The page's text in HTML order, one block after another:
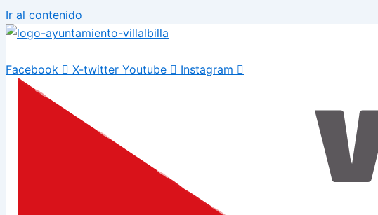
Ir al contenido
Facebook X-twitter Youtube Instagram